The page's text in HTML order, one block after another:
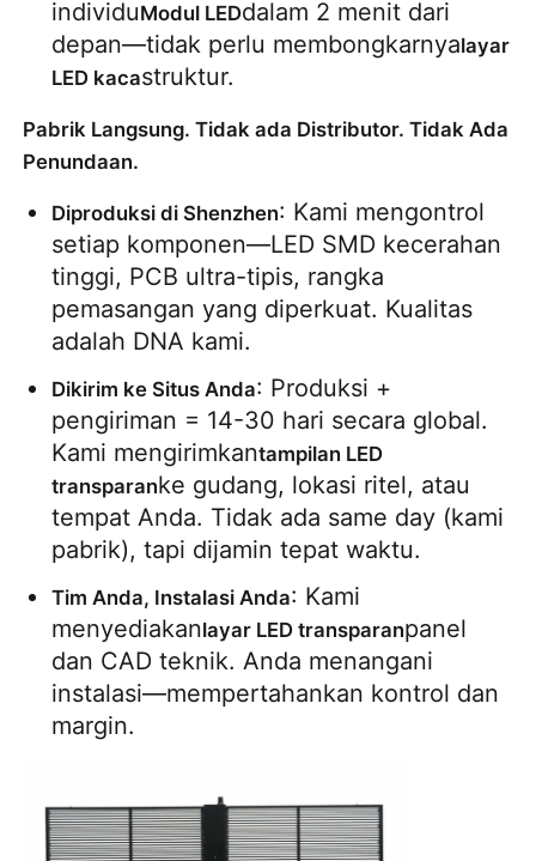
individuModul LEDdalam 2 menit dari
depan—tidak perlu membongkarnyalayar
LED kacastruktur.
Pabrik Langsung. Tidak ada Distributor. Tidak Ada
Penundaan.
Diproduksi di Shenzhen: Kami mengontrol
setiap komponen—LED SMD kecerahan
tinggi, PCB ultra-tipis, rangka
pemasangan yang diperkuat. Kualitas
adalah DNA kami.
Dikirim ke Situs Anda: Produksi +
pengiriman = 14-30 hari secara global.
Kami mengirimkantampilan LED
transparanke gudang, lokasi ritel, atau
tempat Anda. Tidak ada same day (kami
pabrik), tapi dijamin tepat waktu.
Tim Anda, Instalasi Anda: Kami
menyediakanlayar LED transparanpanel
dan CAD teknik. Anda menangani
instalasi—mempertahankan kontrol dan
margin.